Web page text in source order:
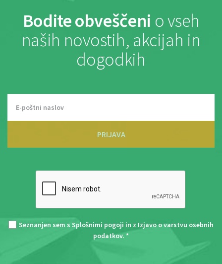
Bodite obveščeni o vseh
naših novostih, akcijah in
dogodkih
PRIJAVA
Seznanjen sem s Splošnimi pogoji in z Izjavo o varstvu osebnih
podatkov. *